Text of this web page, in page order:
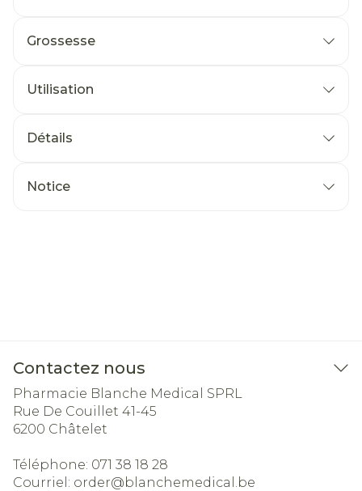
Grossesse
Utilisation
Détails
Notice
Contactez nous
Pharmacie Blanche Medical SPRL
Rue De Couillet 41-45
6200 Châtelet
Téléphone: 071 38 18 28
Courriel: order@blanchemedical.be